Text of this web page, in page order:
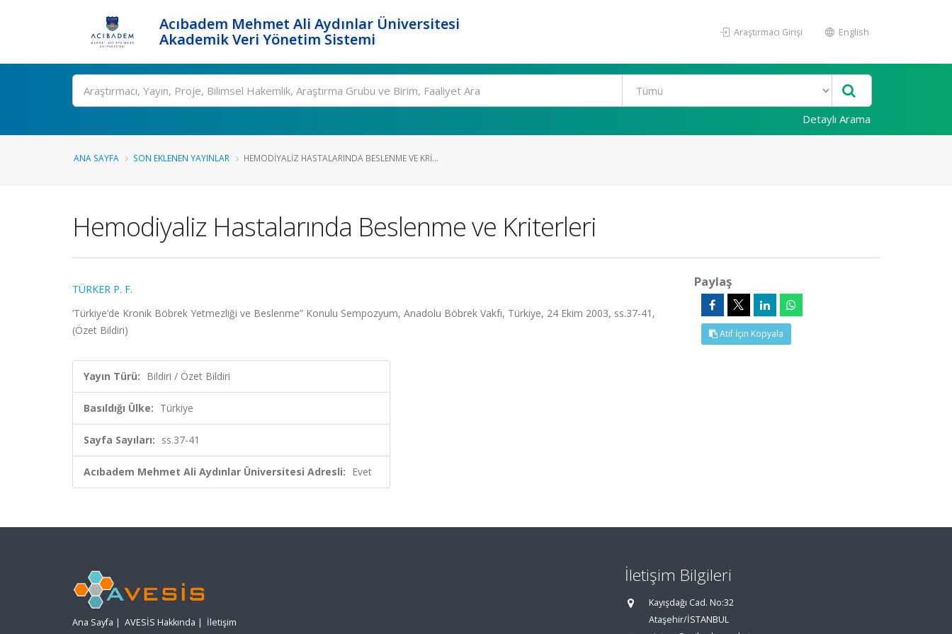
Acıbadem Mehmet Ali Aydınlar Üniversitesi
Akademik Veri Yönetim Sistemi
Araştırmacı Girişi English
Ara
Detaylı Arama
ANA SAYFA SON EKLENEN YAYINLAR HEMODIYALIZ HASTALARINDA BESLENME VE KRI...
Hemodiyaliz Hastalarında Beslenme ve Kriterleri
TÜRKER P. F.
’Türkiye’de Kronik Böbrek Yetmezliği ve Beslenme” Konulu Sempozyum, Anadolu Böbrek Vakfı, Türkiye, 24 Ekim 2003, ss.37-41,
(Özet Bildiri)
Yayın Türü: Bildiri / Özet Bildiri
Basıldığı Ülke: Türkiye
Sayfa Sayıları: ss.37-41
Acıbadem Mehmet Ali Aydınlar Üniversitesi Adresli: Evet
Paylaş
Atıf İçin Kopyala
Ana Sayfa | AVESİS Hakkında | İletişim
İletişim Bilgileri
Kayışdağı Cad. No:32
Ataşehir/İSTANBUL